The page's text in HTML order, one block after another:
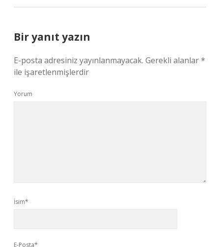
Bir yanıt yazın
E-posta adresiniz yayınlanmayacak. Gerekli alanlar*
ile işaretlenmişlerdir
Yorum
İsim*
E-Posta*